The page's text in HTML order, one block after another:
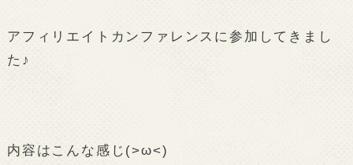
アフィリエイトカンファレンスに参加してきまし
た♪
内容はこんな感じ(>ω<)